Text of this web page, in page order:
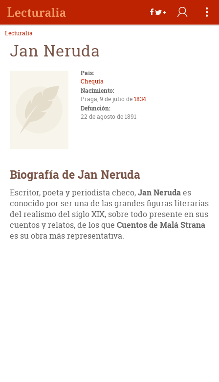
Lecturalia
Jan Neruda
País:
Chequia
Nacimiento:
Praga, 9 de julio de1834
Defunción:
22 de agosto de 1891
Biografía de Jan Neruda
Escritor, poeta y periodista checo,Jan Nerudaes
conocido por ser una de las grandes figuras literarias
del realismo del siglo XIX, sobre todo presente en sus
cuentos y relatos, de los que Cuentos de Malá Strana
es su obra más representativa.